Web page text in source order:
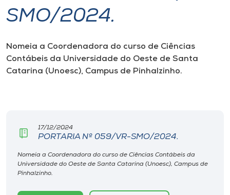
I.nova
Diplomados
Editora
SMO/2024.
Nomeia a Coordenadora do curso de Ciências
Contábeis da Universidade do Oeste de Santa
Catarina (Unoesc), Campus de Pinhalzinho.
17/12/2024
PORTARIA Nº 059/VR-SMO/2024.
Nomeia a Coordenadora do curso de Ciências Contábeis da
Universidade do Oeste de Santa Catarina (Unoesc), Campus de
Pinhalzinho.